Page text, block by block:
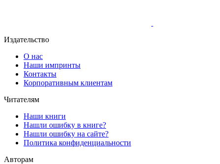
Издательство
О нас
Наши импринты
Контакты
Корпоративным клиентам
Читателям
Наши книги
Нашли ошибку в книге?
Нашли ошибку на сайте?
Политика конфиденциальности
Авторам